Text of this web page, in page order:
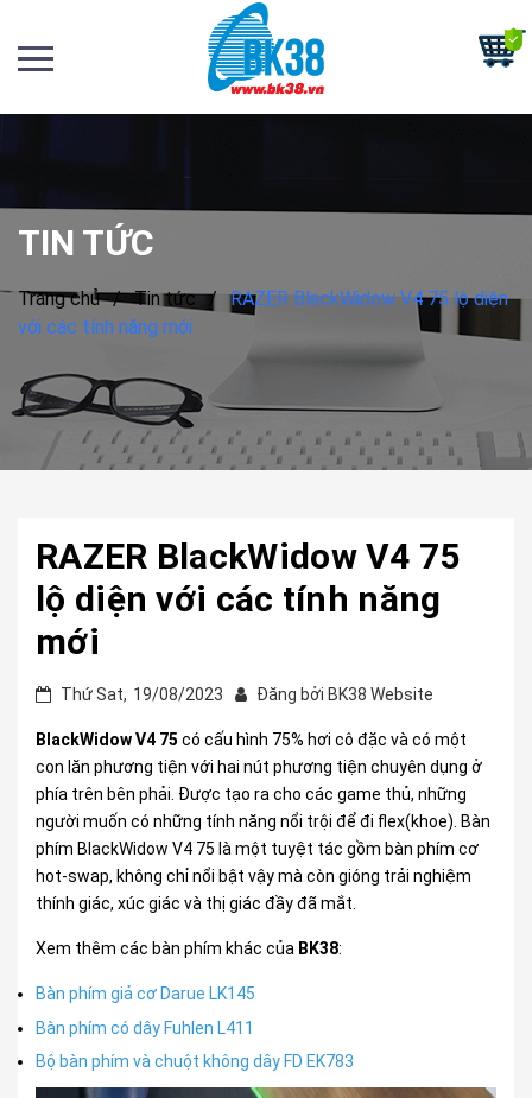
TIN TỨC
Trang chủ / Tin tức /
RAZER BlackWidow V4 75 lộ diện
với các tính năng mới
RAZER BlackWidow V4 75
lộ diện với các tính năng
mới
Thứ Sat, 19/08/2023 Đăng bởi BK38 Website
BlackWidow V4 75 có cấu hình 75% hơi cô đặc và có một
con lăn phương tiện với hai nút phương tiện chuyên dụng ở
phía trên bên phải. Được tạo ra cho các game thủ, những
người muốn có những tính năng nổi trội để đi flex(khoe). Bàn
phím BlackWidow V4 75 là một tuyệt tác gồm bàn phím cơ
hot-swap, không chỉ nổi bật vậy mà còn gióng trải nghiệm
thính giác, xúc giác và thị giác đầy đã mắt.
Xem thêm các bàn phím khác của BK38:
Bàn phím giả cơ Darue LK145
Bàn phím có dây Fuhlen L411
Bộ bàn phím và chuột không dây FD EK783